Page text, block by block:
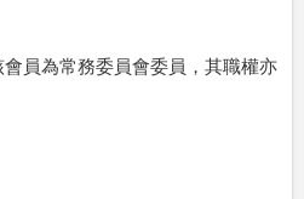
員為常務委員會委員，其職權亦